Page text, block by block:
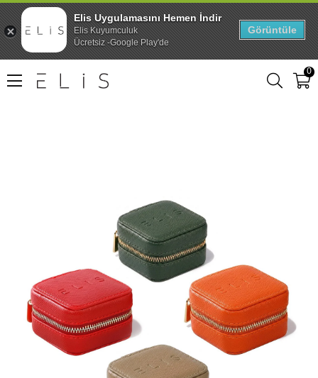
0
Elis Uygulamasını Hemen İndir
Elis Kuyumculuk
Ücretsiz -Google Play'de
Görüntüle